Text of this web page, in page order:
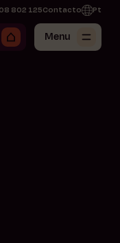
802 125Contacto Pt
Menu